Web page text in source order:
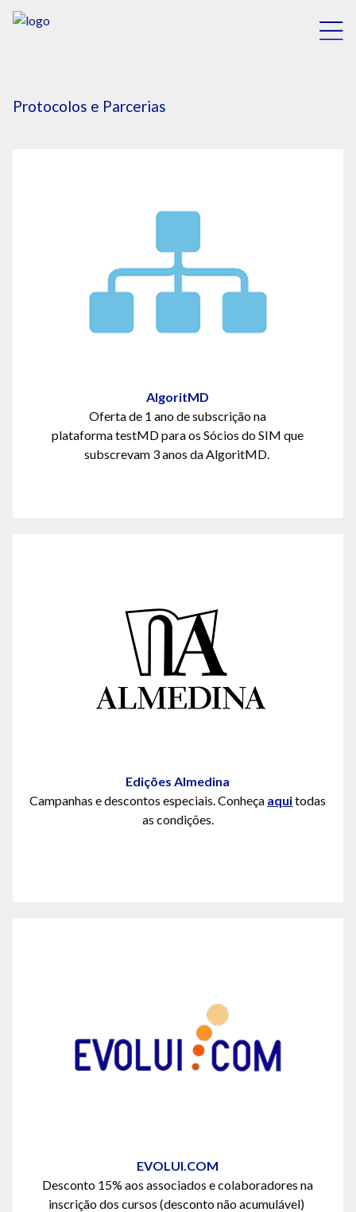
Protocolos e Parcerias
AlgoritMD
Oferta de 1ano de subscrição na
plataformatestMDpara os Sócios do SIM que
subscrevam 3 anos daAlgoritMD.
Edições Almedina
Campanhas e descontos especiais. Conheça aquitodas
as condições.
EVOLUI.COM
Desconto 15% aos associados e colaboradores na
inscrição dos cursos(desconto nãoacumulável)